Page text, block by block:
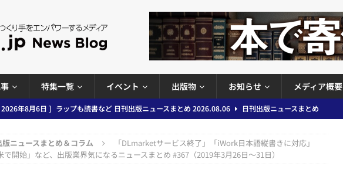
特集一覧 イベント 出版物 お知らせ メディア概要
2026年8月5日 ] 「マンガワン」問題等で小学館が再発防止案と人権委員会設置を公表など 日刊出版ニュ
年8月4日 ] 小学館「マンガワン」問題の第三者委員会調査報告書を公開など 日刊出版ニュースまと
ニュースまとめ＆コラム
「DLmarketサービス終了」「iWork日本語縦書きに対応」
で開始」など、出版業界気になるニュースまとめ #367（2019年3月26日～31日）